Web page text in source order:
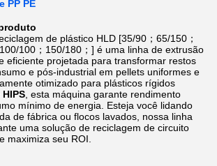
PP PE
de plástico HLD [35/90；65/150；
100；150/180；] é uma linha de extrusão
eficiente projetada para transformar restos
e pós-industrial em pellets uniformes e
otimizado para plásticos rígidos
HIPS , esta máquina garante rendimento
mínimo de energia. Esteja você lidando
de fábrica ou flocos lavados, nossa linha
uma solução de reciclagem de circuito
maximiza seu ROI.